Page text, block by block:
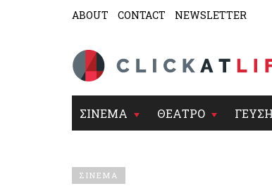
ABOUT CONTACT NEWSLETTER
ΣΙΝΕΜΑ ΘΕΑΤΡΟ ΓΕΥΣΗ
ΣΙΝΕΜΑ